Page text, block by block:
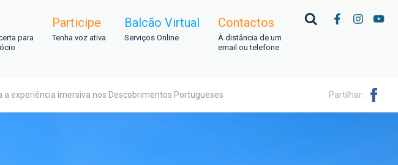
para
Participe
Tenha voz ativa
Balcão Virtual
Serviços Online
Contactos
À distância de um
email ou telefone
experiência imersiva nos Descobrimentos Portugueses Partilhar: